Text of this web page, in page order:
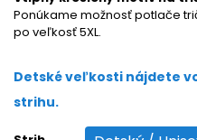
Ponúkame možnosť potlače
po veľkosť 5XL.
Detské veľkosti nájdete
strihu.